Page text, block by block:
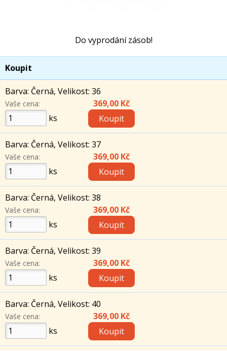
Do vyprodání zásob!
Koupit
Barva: Černá, Velikost: 36
Vaše cena:
ks
369,00 Kč
Barva: Černá, Velikost: 37
Vaše cena:
ks
369,00 Kč
Barva: Černá, Velikost: 38
Vaše cena:
ks
369,00 Kč
Barva: Černá, Velikost: 39
Vaše cena:
ks
369,00 Kč
Barva: Černá, Velikost: 40
Vaše cena:
ks
369,00 Kč